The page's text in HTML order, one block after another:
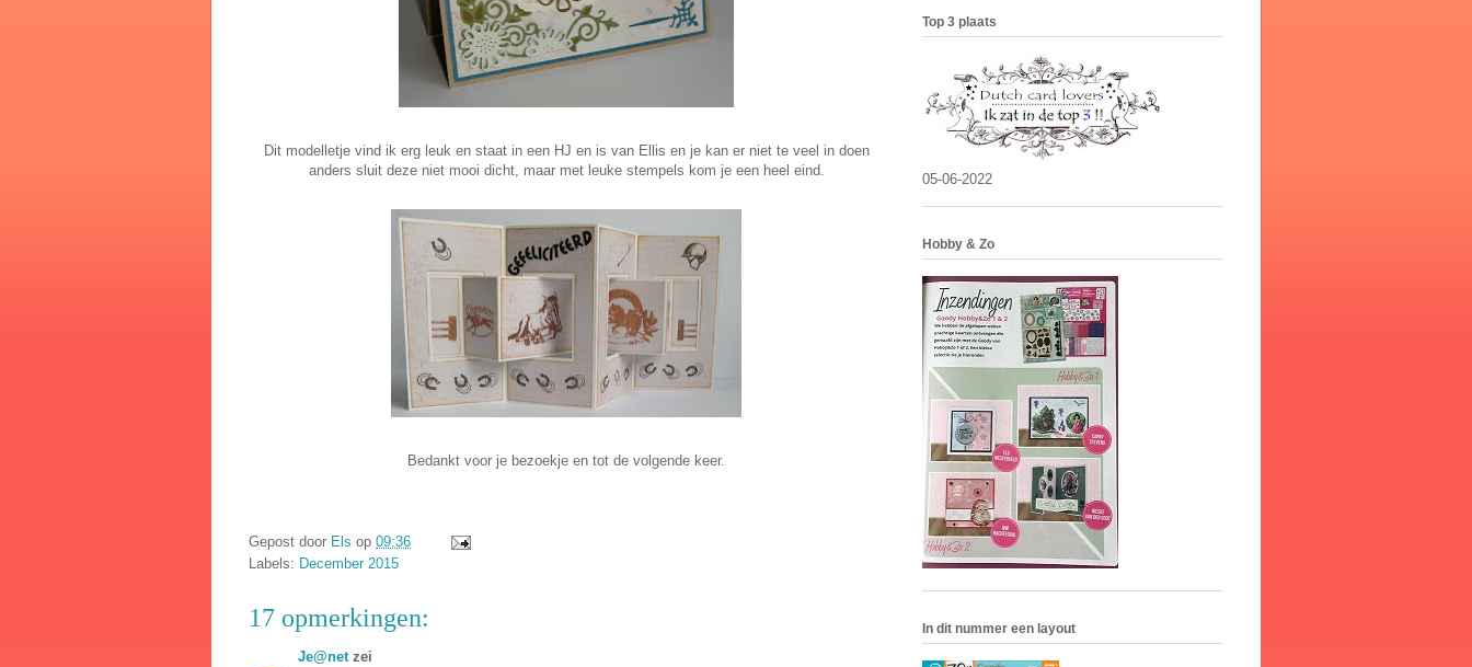
Dit modelletje vind ik erg leuk en staat in een HJ en is van Ellis en je kan er niet te veel in doen
anders sluit deze niet mooi dicht, maar met leuke stempels kom je een heel eind.
Bedankt voor je bezoekje en tot de volgende keer.
Gepost door Els op 09:36
Labels: December 2015
17 opmerkingen:
Je@netzei
Top 3 plaats
05-06-2022
Hobby & Zo
In dit nummer een layout